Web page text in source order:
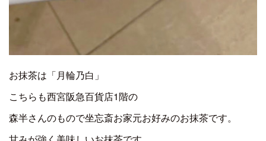
お抹茶は「月輪乃白」
こちらも西宮阪急百貨店1階の
森半さんのもので坐忘斎お家元お好みのお抹茶です。